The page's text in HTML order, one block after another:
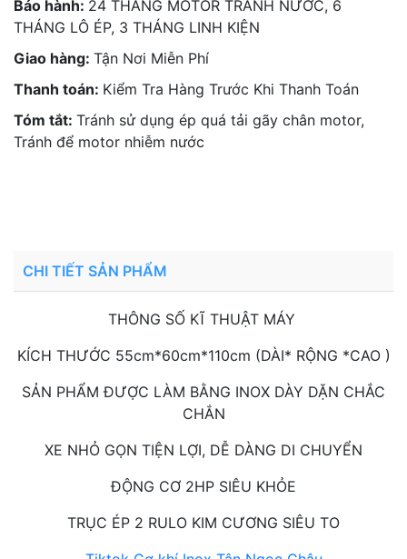
Bảo hành: 24 THÁNG MOTOR TRÁNH NƯỚC, 6
THÁNG LÔ ÉP, 3 THÁNG LINH KIỆN
Giao hàng: Tận Nơi Miễn Phí
Thanh toán: Kiểm Tra Hàng Trước Khi Thanh Toán
Tóm tắt: Tránh sử dụng ép quá tải gãy chân motor,
Tránh để motor nhiễm nước
CHI TIẾT SẢN PHẨM
THÔNG SỐ KĨ THUẬT MÁY
KÍCH THƯỚC 55cm*60cm*110cm (DÀI* RỘNG *CAO )
SẢN PHẨM ĐƯỢC LÀM BẰNG INOX DÀY DẶN CHẮC
CHẮN
XE NHỎ GỌN TIỆN LỢI, DỄ DÀNG DI CHUYỂN
ĐỘNG CƠ 2HP SIÊU KHỎE
TRỤC ÉP 2 RULO KIM CƯƠNG SIÊU TO